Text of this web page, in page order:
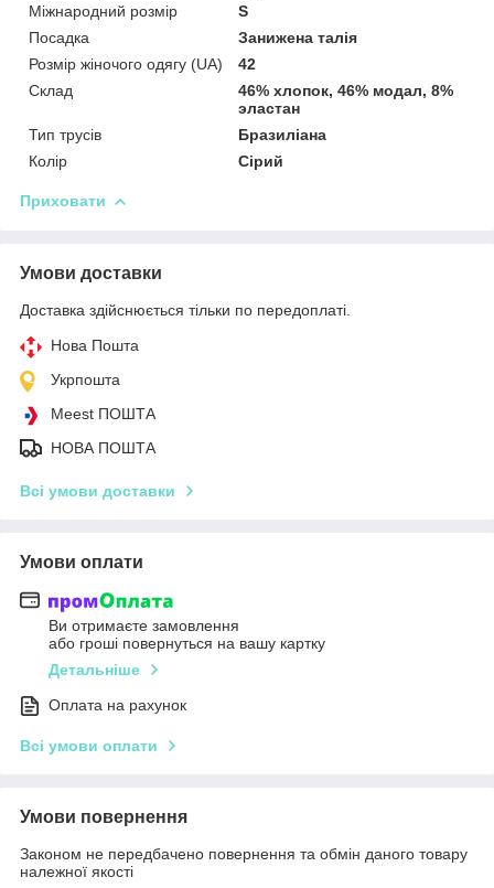
Міжнародний розмір
S
Посадка
Занижена талія
Розмір жіночого одягу (UA)
42
Склад
46% хлопок, 46% модал, 8%
эластан
Тип трусів
Бразиліана
Колір
Сірий
Приховати
Умови доставки
Доставка здійснюється тільки по передоплаті.
Нова Пошта
Укрпошта
Meest ПОШТА
НОВА ПОШТА
Всі умови доставки
Умови оплати
Ви отримаєте замовлення
або гроші повернуться на вашу картку
Детальніше
Оплата на рахунок
Всі умови оплати
Умови повернення
Законом не передбачено повернення та обмін даного товару
належної якості